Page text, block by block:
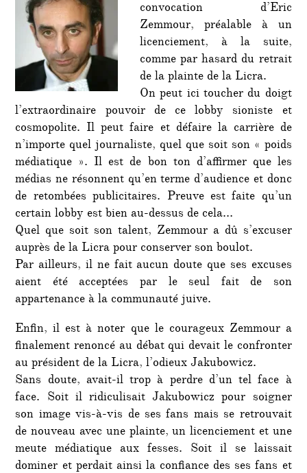
du
Figaro
convocation d’Eric
Zemmour, préalable à un
licenciement, à la suite,
comme par hasard du retrait
de la plainte de la Licra.
On peut ici toucher du doigt
l’extraordinaire pouvoir de ce lobby sioniste et
cosmopolite. Il peut faire et défaire la carrière de
n’importe quel journaliste, quel que soit son « poids
médiatique ». Il est de bon ton d’affirmer que les
médias ne résonnent qu’en terme d’audience et donc
de retombées publicitaires. Preuve est faite qu’un
certain lobby est bien au-dessus de cela…
Quel que soit son talent, Zemmour a dû s’excuser
auprès de la Licra pour conserver son boulot.
Par ailleurs, il ne fait aucun doute que ses excuses
aient été acceptées par le seul fait de son
appartenance à la communauté juive.
Enfin, il est à noter que le courageux Zemmour a
finalement renoncé au débat qui devait le confronter
au président de la Licra, l’odieux Jakubowicz.
Sans doute, avait-il trop à perdre d’un tel face à
face. Soit il ridiculisait Jakubowicz pour soigner
son image vis-à-vis de ses fans mais se retrouvait
de nouveau avec une plainte, un licenciement et une
meute médiatique aux fesses. Soit il se laissait
dominer et perdait ainsi la confiance des ses fans et